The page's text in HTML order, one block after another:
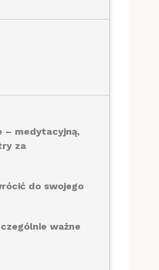
– medytacyjną,
za
do swojego
ważne